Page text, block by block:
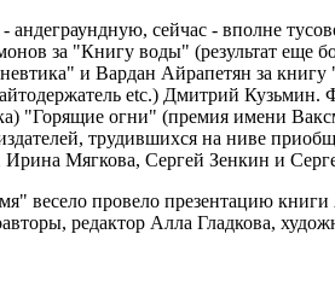
сейчас - вполне
за "Книгу воды" (результат еще
и Вардан Айрапетян за
etc.) Дмитрий
"Горящие огни" (премия имени
трудившихся на ниве
Мягкова, Сергей Зенкин и
весело провело презентацию
редактор Алла Гладкова,